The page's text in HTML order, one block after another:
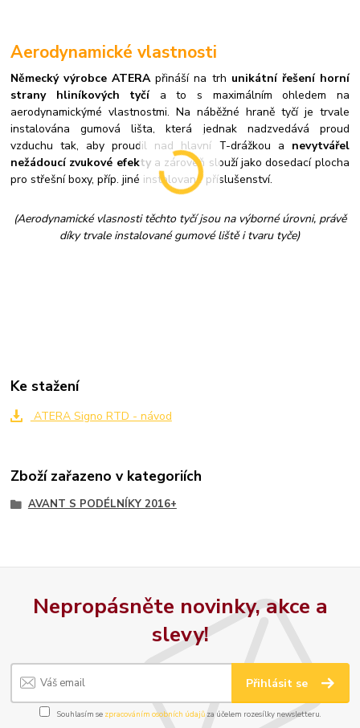
Aerodynamické vlastnosti
Německý výrobce ATERApřináší na trh unikátní řešení horní
strany hliníkových tyčí a to s maximálním ohledem na
aerodynamickýmé vlastnostmi. Na náběžné hraně tyčí je trvale
instalována gumová lišta, která jednak nadzvedává proud
vzduchu tak, aby proudil nad hlavní T-drážkou a nevytvářel
nežádoucí zvukové efektya zároveň slouží jako dosedací plocha
pro střešní boxy, příp. jiné instalované příslušenství.
(Aerodynamické vlasnosti těchto tyčí jsou na výborné úrovni, právě
díky trvale instalované gumové liště i tvaru tyče)
Ke stažení
ATERA Signo RTD - návod
Zboží zařazeno v kategoriích
AVANT S PODÉLNÍKY 2016+
Nepropásněte novinky, akce a
slevy!
Přihlásit se
Souhlasím se zpracováním osobních údajůza účelem rozesílky newsletteru.